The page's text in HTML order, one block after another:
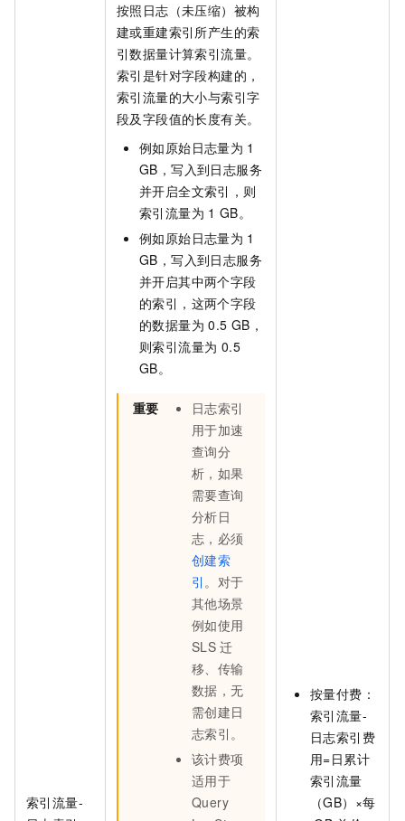
索引流量-
按照日志（未压缩）被构
建或重建索引所产生的索
引数据量计算索引流量。
索引是针对字段构建的，
索引流量的大小与索引字
段及字段值的长度有关。
例如原始日志量为 1
GB，写入到日志服务
并开启全文索引，则
索引流量为 1 GB。
例如原始日志量为 1
GB，写入到日志服务
并开启其中两个字段
的索引，这两个字段
的数据量为 0.5 GB，
则索引流量为 0.5
GB。
重要
日志索引
用于加速
查询分
析，如果
需要查询
分析日
志，必须
创建索
引 。对于
其他场景
例如使用
SLS 迁
移、传输
数据，无
需创建日
志索引。
该计费项
适用于
Query
按量付费：
索引流量-
日志索引费
用=日累计
索引流量
（GB）×每